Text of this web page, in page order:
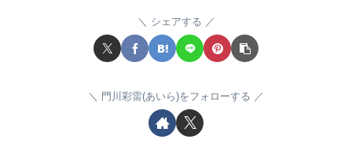
シェアする
門川彩雷(あいら)をフォローする